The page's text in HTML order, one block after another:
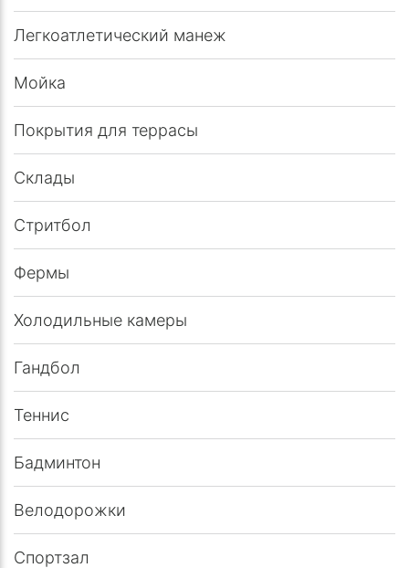
Легкоатлетический манеж
Мойка
Покрытия для террасы
Склады
Стритбол
Фермы
Холодильные камеры
Гандбол
Теннис
Бадминтон
Велодорожки
Спортзал